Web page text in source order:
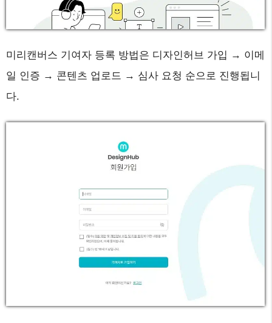
미리캔버스 기여자 등록 방법은 디자인허브 가입 → 이메
일 인증 → 콘텐츠 업로드 → 심사 요청 순으로 진행됩니
다.